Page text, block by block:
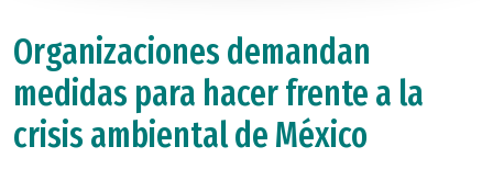
Organizaciones demandan
medidas para hacer frente a la
crisis ambiental de México